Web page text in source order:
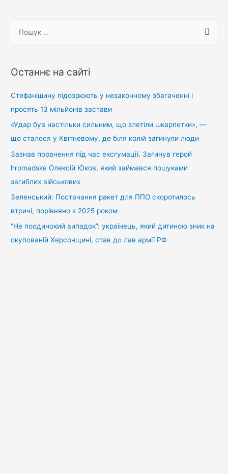
у
:
Останнє на сайті
Стефанішину підозрюють у незаконному збагаченні і
просять 13 мільйонів застави
«Удар був настільки сильним, що злетіли шкарпетки», —
що сталося у Квітневому, де біля колій загинули люди
Зазнав поранення під час ексгумації. Загинув герой
hromadske Олексій Юков, який займався пошуками
загиблих військових
Зеленський: Постачання ракет для ППО скоротилось
втричі, порівняно з 2025 роком
“Не поодинокий випадок”: українець, який дитиною зник на
окупованій Херсонщині, став до лав армії РФ